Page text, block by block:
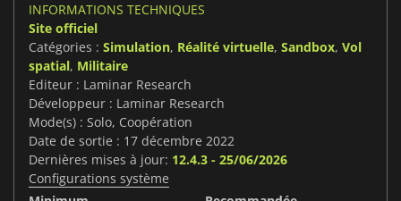
INFORMATIONS TECHNIQUES
Site officiel
Catégories : Simulation, Réalité virtuelle, Sandbox, Vol
spatial, Militaire
Editeur : Laminar Research
Développeur : Laminar Research
Mode(s) : Solo, Coopération
Date de sortie : 17 décembre 2022
Dernières mises à jour: 12.4.3 - 25/06/2026
Configurations système